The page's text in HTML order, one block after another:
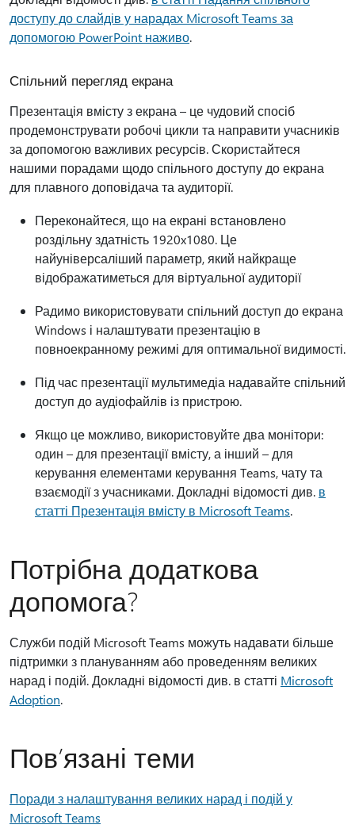
доступу до слайдів у нарадах Microsoft Teams за
допомогою PowerPoint наживо.
Спільний перегляд екрана
Презентація вмісту з екрана – це чудовий спосіб
продемонструвати робочі цикли та направити учасників
за допомогою важливих ресурсів. Скористайтеся
нашими порадами щодо спільного доступу до екрана
для плавного доповідача та аудиторії.
Переконайтеся, що на екрані встановлено
роздільну здатність 1920x1080. Це
найуніверсаліший параметр, який найкраще
відображатиметься для віртуальної аудиторії
Радимо використовувати спільний доступ до екрана
Windows і налаштувати презентацію в
повноекранному режимі для оптимальної видимості.
Під час презентації мультимедіа надавайте спільний
доступ до аудіофайлів із пристрою.
Якщо це можливо, використовуйте два монітори:
один – для презентації вмісту, а інший – для
керування елементами керування Teams, чату та
взаємодії з учасниками. Докладні відомості див. в
статті Презентація вмісту в Microsoft Teams.
Потрібна додаткова
допомога?
Служби подій Microsoft Teams можуть надавати більше
підтримки з плануванням або проведенням великих
нарад і подій. Докладні відомості див. в статті Microsoft
Adoption.
Пов’язані теми
Поради з налаштування великих нарад і подій у
Microsoft Teams